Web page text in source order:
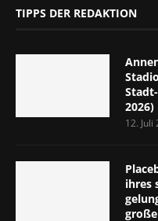
TIPPS DER REDAKTION
2026)
12. Juli
ihres